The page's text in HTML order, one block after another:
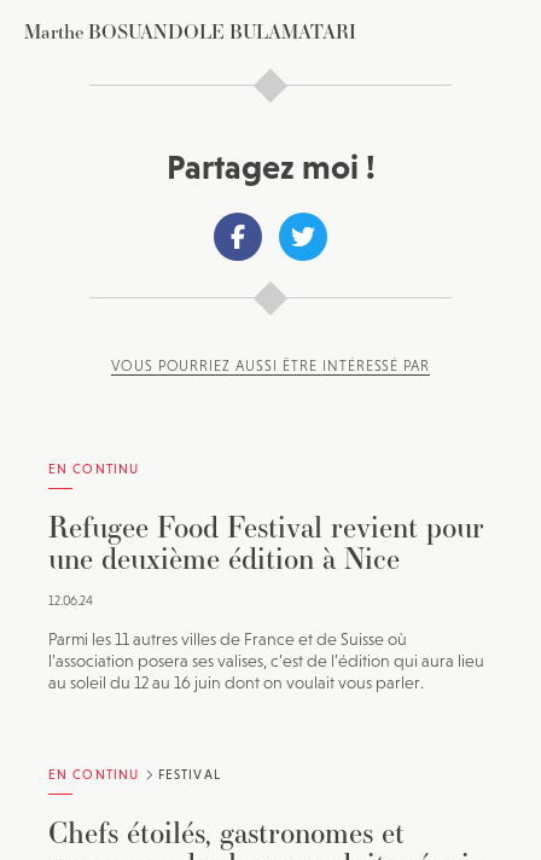
Marthe BOSUANDOLE BULAMATARI
Partagez moi !
VOUS POURRIEZ AUSSI ÊTRE INTÉRESSÉ PAR
EN CONTINU
Refugee Food Festival revient pour
une deuxième édition à Nice
12.06.24
Parmi les 11 autres villes de France et de Suisse où
l’association posera ses valises, c’est de l’édition qui aura lieu
au soleil du 12 au 16 juin dont on voulait vous parler.
EN CONTINU FESTIVAL
Chefs étoilés, gastronomes et